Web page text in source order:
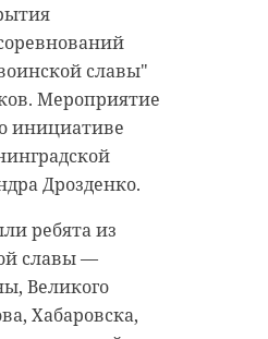
славы"
Мероприятие
инициативе
Дрозденко.
ребята из
славы —
Великого
Хабаровска,